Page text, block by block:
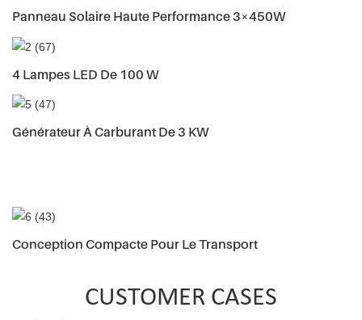
Panneau Solaire Haute Performance 3×450W
4 Lampes LED De 100 W
Générateur À Carburant De 3 KW
Conception Compacte Pour Le Transport
CUSTOMER CASES